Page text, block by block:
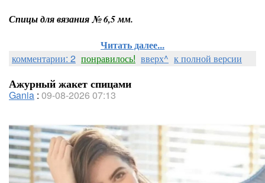
Спицы для вязания № 6,5 мм.
Читать далее...
комментарии: 2 понравилось! вверх^ к полной версии
Ажурный жакет спицами
Gania : 09-08-2026 07:13